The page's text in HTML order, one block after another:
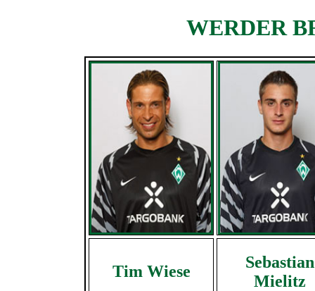
WERDER
Tim Wiese
Sebastian
Mielitz